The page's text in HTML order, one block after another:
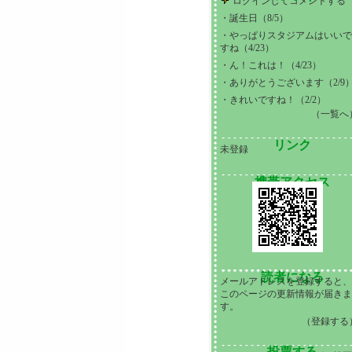
・誕生日（8/5）
・やっぱりスタジアムはいいで
すね（4/23）
・ ん！これは！（4/23）
・ ありがとうございます（2/9）
・ きれいですね！（2/2）
（一覧へ）
リンク
未登録
携帯アクセス
読者になる
メールアドレスを登録すると、
このページの更新情報が届きま
す。
（登録する）